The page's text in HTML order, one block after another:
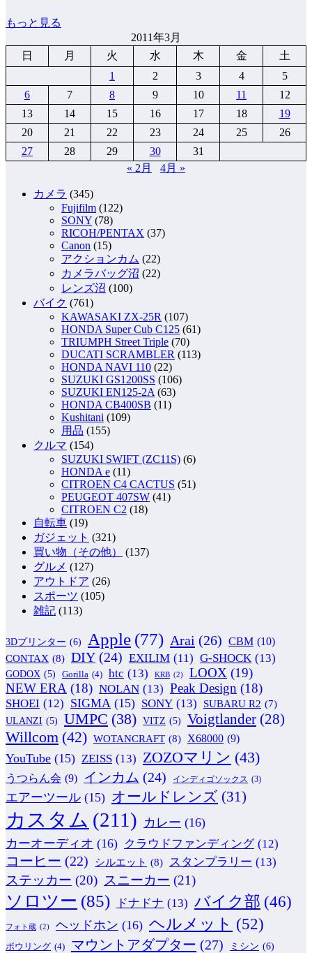
もっと見る
2011年3月
日
月 火 水 木 金
土
1
2 3 4
5
6
7 8 9 10 11
12
13
14 15 16 17 18
19
20
21 22 23 24 25
26
27
28 29 30
31
« 2月
4月 »
カメラ (345)
Fujifilm (122)
SONY (78)
RICOH/PENTAX (37)
Canon (15)
アクションカム (22)
カメラバッグ沼 (22)
レンズ沼 (100)
バイク (761)
KAWASAKI ZX-25R (107)
HONDA Super Cub C125 (61)
TRIUMPH Street Triple (70)
DUCATI SCRAMBLER (113)
HONDA NAVI 110 (22)
SUZUKI GS1200SS (106)
SUZUKI EN125-2A (63)
HONDA CB400SB (11)
Kushitani (109)
用品 (155)
クルマ (154)
SUZUKI SWIFT (ZC11S) (6)
HONDA e (11)
CITROEN C4 CACTUS (51)
PEUGEOT 407SW (41)
CITROEN C2 (18)
自転車 (19)
ガジェット (321)
買い物（その他）
(137)
グルメ (127)
アウトドア (26)
スポーツ (105)
雑記 (113)
3Dプリンター (6) Apple (77) Arai (26) CBM (10)
CONTAX (8) DIY (24) EXILIM (11) G-SHOCK (13)
GODOX (5) Gorilla (4) htc (13) KRB (2) LOOX (19)
NEW ERA (18) NOLAN (13) Peak Design (18)
SHOEI (12) SIGMA (15) SONY (13) SUBARU R2 (7)
ULANZI (5) UMPC (38) VITZ (5) Voigtlander (28)
Willcom (42) WOTANCRAFT (8) X68000 (9)
YouTube (15) ZEISS (13) ZOZOマリン (43)
うつらん会 (9) インカム (24) インディゴソックス (3)
エアーツール (15) オールドレンズ (31)
カスタム (211) カレー (16)
カーオーディオ (16) クラウドファンディング (12)
コーヒー (22) シルエット (8) スタンプラリー (13)
ステッカー (20) スニーカー (21)
ソロツー (85) ドナドナ (13) バイク部 (46)
フォト蔵 (2) ヘッドホン (16) ヘルメット (52)
ボウリング (4) マウントアダプター (27) ミシン (6)